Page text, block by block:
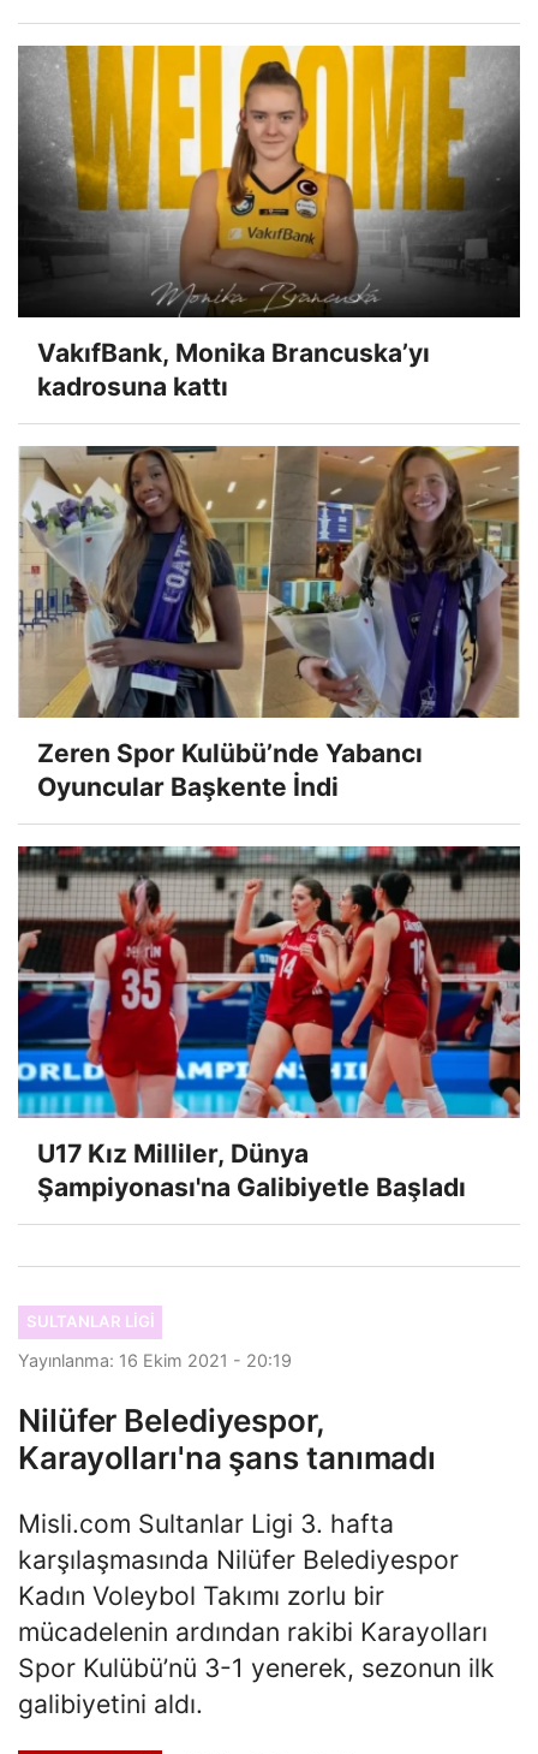
VakıfBank, Monika Brancuska’yı
kadrosuna kattı
Zeren Spor Kulübü’nde Yabancı
Oyuncular Başkente İndi
U17 Kız Milliler, Dünya
Şampiyonası'na Galibiyetle Başladı
SULTANLAR LIGI
Yayınlanma: 16 Ekim 2021 - 20:19
Nilüfer Belediyespor,
Karayolları'na şans tanımadı
Misli.com Sultanlar Ligi 3. hafta
karşılaşmasında Nilüfer Belediyespor
Kadın Voleybol Takımı zorlu bir
mücadelenin ardından rakibi Karayolları
Spor Kulübü’nü 3-1 yenerek, sezonun ilk
galibiyetini aldı.